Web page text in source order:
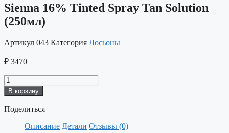
Sienna 16% Tinted Spray Tan Solution
(250мл)
Артикул 043 Категория Лосьоны
₽ 3470
Количество
товара
Sienna
16%
Tinted
В корзину
Поделиться
Описание Детали Отзывы (0)